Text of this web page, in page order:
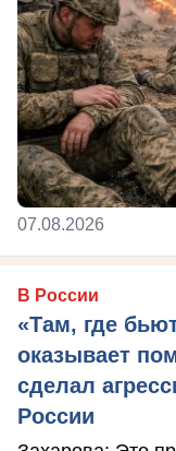
07.08.2026
В России
«Там, где
оказывает
сделал
России